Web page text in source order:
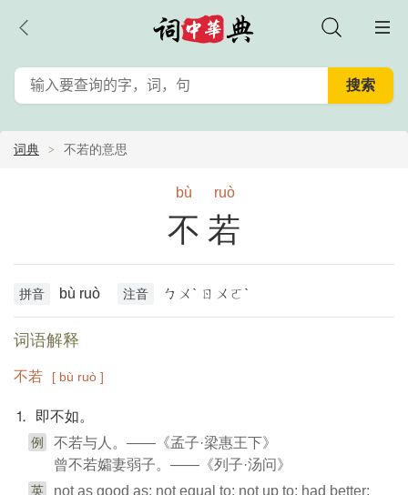
词典 不若的意思
bù ruò
不若
拼音 bù ruò 注音 ㄅㄨˋ ㄖㄨㄛˋ
词语解释
不若 [ bù ruò ]
⒈ 即不如。
例
不若与人。——《孟子·梁惠王下》
曾不若孀妻弱子。——《列子·汤问》
英
not as good as; not equal to; not up to; had better;